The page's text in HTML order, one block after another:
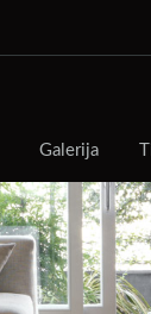
Galerija